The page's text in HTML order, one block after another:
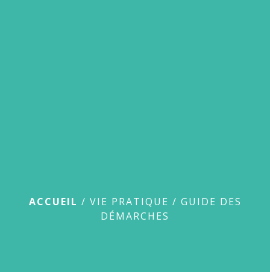
ACCUEIL / VIE PRATIQUE / GUIDE DES
DÉMARCHES